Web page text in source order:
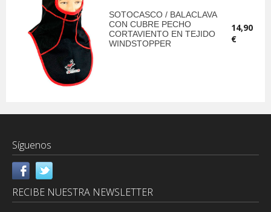
SOTOCASCO / BALACLAVA
CON CUBRE PECHO
CORTAVIENTO EN TEJIDO
WINDSTOPPER
14,90
€
Síguenos
RECIBE NUESTRA NEWSLETTER